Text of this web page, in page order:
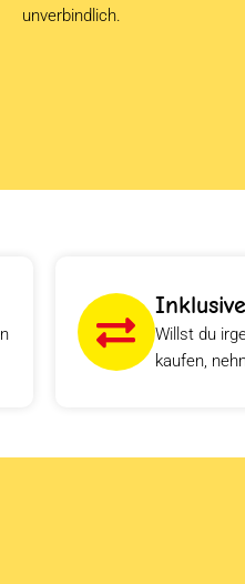
unverbindlich.
Willst du
kaufen,